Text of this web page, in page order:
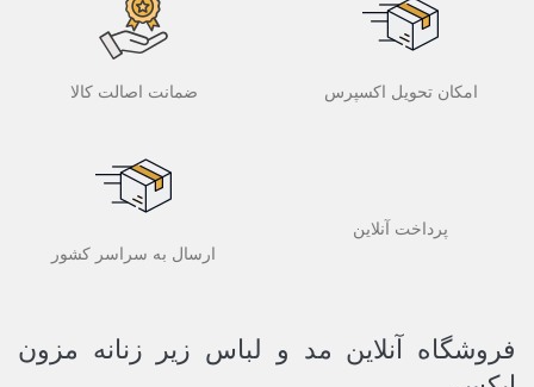
امکان تحویل اکسپرس ضمانت اصالت کالا
پرداخت آنلاین
ارسال به سراسر کشور
فروشگاه آنلاین مد و لباس زیر زنانه مزون